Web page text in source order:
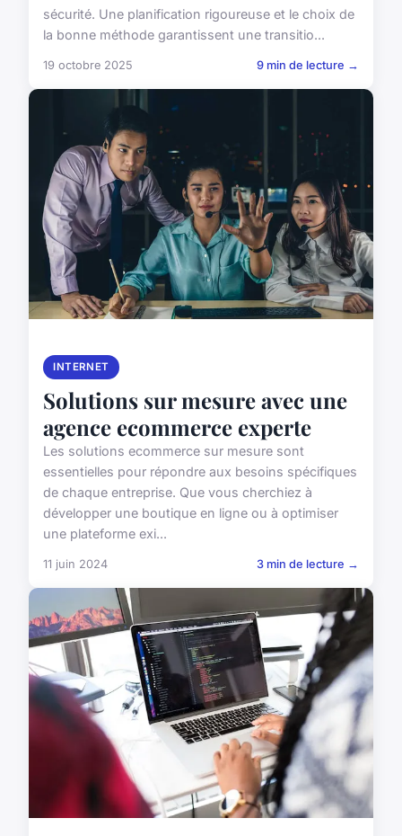
sécurité. Une planification rigoureuse et le choix de
la bonne méthode garantissent une transitio...
19 octobre 2025 9 min de lecture →
INTERNET
Solutions sur mesure avec une
agence ecommerce experte
Les solutions ecommerce sur mesure sont
essentielles pour répondre aux besoins spécifiques
de chaque entreprise. Que vous cherchiez à
développer une boutique en ligne ou à optimiser
une plateforme exi...
11 juin 2024 3 min de lecture →